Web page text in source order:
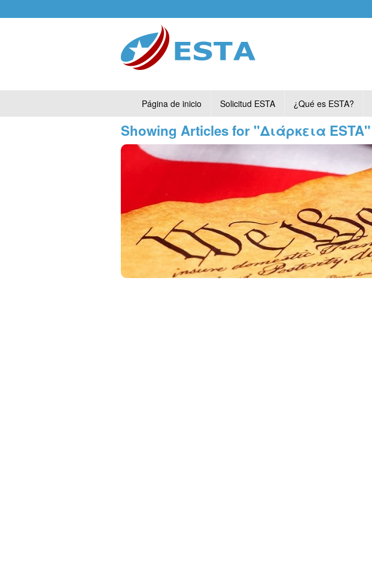
Página de inicio Solicitud ESTA ¿Qué es ESTA?
Showing Articles for "Διάρκεια ESTA"